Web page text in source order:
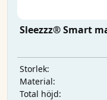
Sleezzz® Smart
Storlek:
Material:
Total höjd: